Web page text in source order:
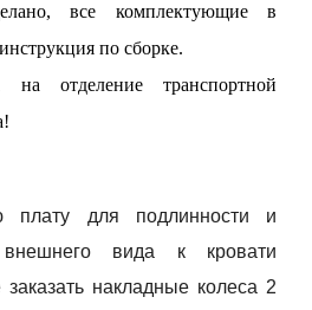
все комплектующие в
по сборке.
на отделение транспортной
плату для подлинности и
внешнего вида к кровати
накладные колеса 2